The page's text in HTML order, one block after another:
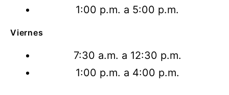
1:00 p.m. a 5:00 p.m.
Viernes
7:30 a.m. a 12:30 p.m.
1:00 p.m. a 4:00 p.m.